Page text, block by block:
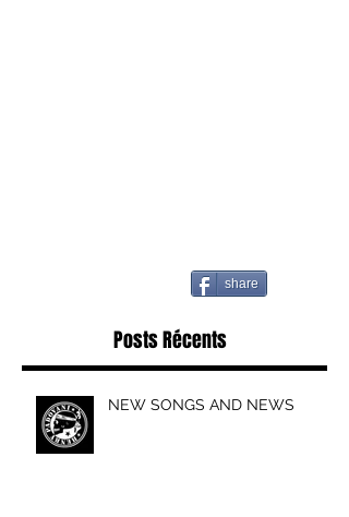
share
Posts Récents
NEW SONGS AND NEWS